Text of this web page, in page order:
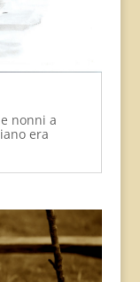
nonni a
era